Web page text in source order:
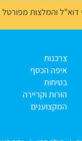
והמלצות
צרכנות
איפה הכסף
בטיחות
הורות וקריירה
המקצוענים